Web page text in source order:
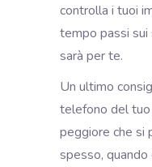
controlla i tuoi
tempo passi
sarà per te.
Un ultimo
telefono del tuo
peggiore che si
spesso,